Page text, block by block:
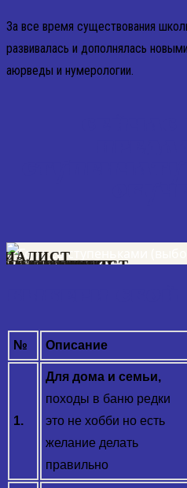
За все время существования
развивалась и дополнялась
аюрведы и нумерологии.
АЛХИМИК
ТЕХНОЛОГ
СПЕЦИАЛИСТ
МАСТЕР
ПАРЕНИЯ
БАНЩИК
№ Описание
1.
Для дома и семьи,
походы в баню редки
это не хобби но есть
желание делать
правильно